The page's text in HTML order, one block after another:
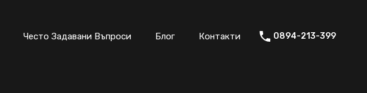
Често Задавани Въпроси Блог Контакти 0894-213-399